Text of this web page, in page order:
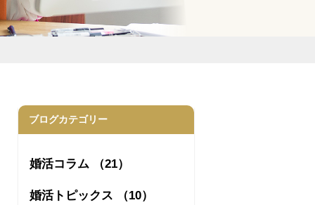
ブログカテゴリー
婚活コラム （21）
婚活トピックス （10）